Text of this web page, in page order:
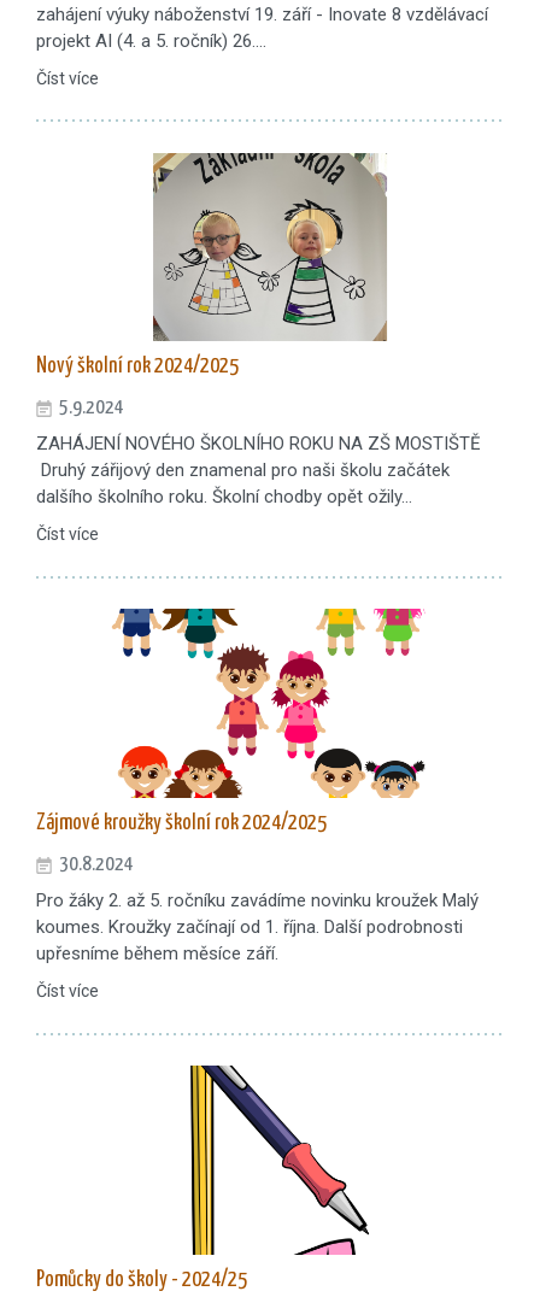
zahájení výuky náboženství 19. září - Inovate 8 vzdělávací
projekt AI (4. a 5. ročník) 26.…
Číst více
Nový školní rok 2024/2025
5.9.2024
ZAHÁJENÍ NOVÉHO ŠKOLNÍHO ROKU NA ZŠ MOSTIŠTĚ
Druhý zářijový den znamenal pro naši školu začátek
dalšího školního roku. Školní chodby opět ožily…
Číst více
Zájmové kroužky školní rok 2024/2025
30.8.2024
Pro žáky 2. až 5. ročníku zavádíme novinku kroužek Malý
koumes. Kroužky začínají od 1. října. Další podrobnosti
upřesníme během měsíce září.
Číst více
Pomůcky do školy - 2024/25